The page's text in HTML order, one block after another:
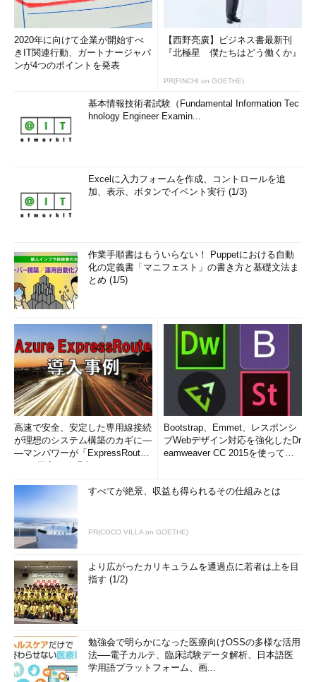
2020年に向けて企業が開始すべ
きIT関連行動、ガートナージャパ
ンが4つのポイントを発表
【西野亮廣】ビジネス書最新刊
『北極星 僕たちはどう働くか』
PR(FINCHI on GOETHE)
基本情報技術者試験（Fundamental Information Tec
hnology Engineer Examin...
Excelに入力フォームを作成、コントロールを追
加、表示、ボタンでイベント実行 (1/3)
作業手順書はもういらない！ Puppetにおける自動
化の定義書「マニフェスト」の書き方と基礎文法ま
とめ (1/5)
高速で安全、安定した専用線接続
が理想のシステム構築のカギに―
―マンパワーが「ExpressRout
Bootstrap、Emmet、レスポンシ
ブWebデザイン対応を強化したDr
eamweaver CC 2015を使って
すべてが絶景、収益も得られるその仕組みとは
PR(COCO VILLA on GOETHE)
より広がったカリキュラムを通過点に若者は上を目
指す (1/2)
勉強会で明らかになった医療向けOSSの多様な活用
法──電子カルテ、臨床試験データ解析、日本語医
学用語プラットフォーム、画...